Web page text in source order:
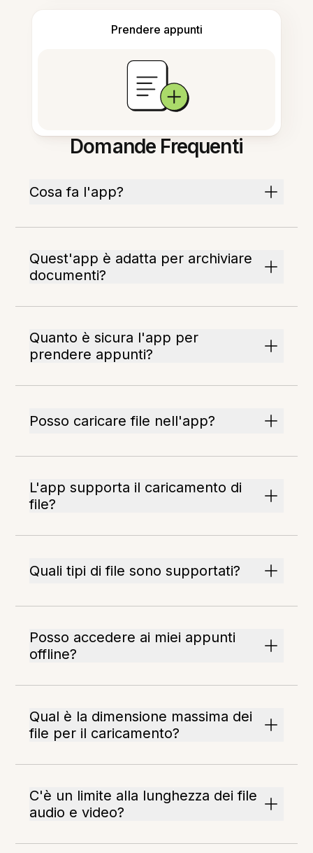
Prendere appunti
Domande Frequenti
Cosa fa l'app?
Quest'app è adatta per archiviare
documenti?
Quanto è sicura l'app per
prendere appunti?
Posso caricare file nell'app?
L'app supporta il caricamento di
file?
Quali tipi di file sono supportati?
Posso accedere ai miei appunti
offline?
Qual è la dimensione massima dei
file per il caricamento?
C'è un limite alla lunghezza dei file
audio e video?